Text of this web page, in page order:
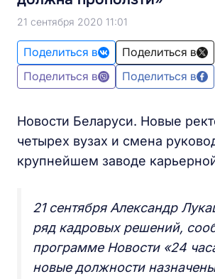
21 сентября 2020 11:01
Поделиться в
Поделиться в
Поделиться в
Поделиться в
Новости Беларуси. Новые
четырех вузах и смена
крупнейшем заводе
21 сентября Александр
ряд кадровых решений,
программе Новости «24
новые должности